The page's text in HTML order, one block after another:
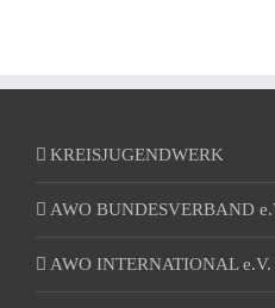
KREISJUGENDWERK
AWO BUNDESVERBAND
AWO INTERNATIONAL e.V.